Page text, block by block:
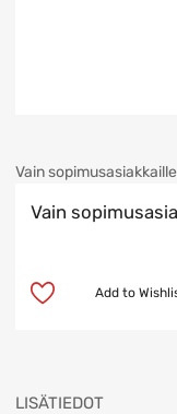
Vain
Vain
Add to
LISÄTIEDOT